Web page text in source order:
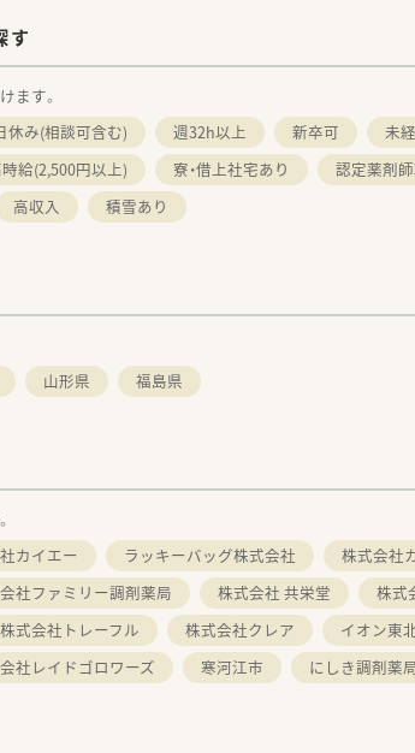
す
ます。
休み(相談可含む) 週32h以上 新卒可 未
給(2,500円以上) 寮・借上社宅あり 認定薬剤
高収入 積雪あり
山形県 福島県
カイエー ラッキーバッグ株式会社 株式会社
社ファミリー調剤薬局 株式会社 共栄堂 株式
株式会社トレーフル 株式会社クレア イオン東
社レイドゴロワーズ 寒河江市 にしき調剤薬